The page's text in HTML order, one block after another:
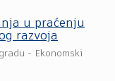
u praćenju
razvoja
- Ekonomski